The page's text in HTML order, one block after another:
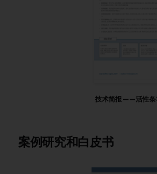
技术简报——活性条
案例研究和白皮书